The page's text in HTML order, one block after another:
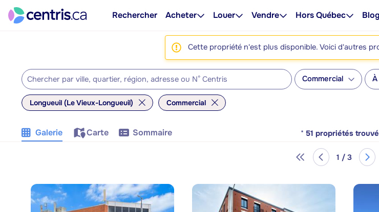
Rechercher Acheter Louer Vendre Hors Québec
Cette propriété n'est plus disponible. Voici d'autres
Commercial
Longueuil (Le Vieux-Longueuil) Commercial
Galerie Carte Sommaire * 51 propriétés
1 / 3